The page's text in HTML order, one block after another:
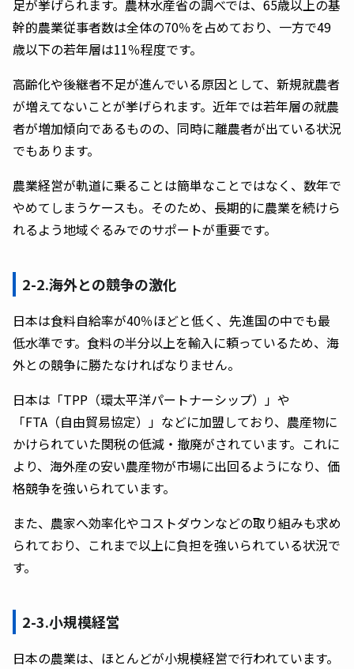
足が挙げられます。農林水産省の調べでは、65歳以上の基
幹的農業従事者数は全体の70％を占めており、一方で49
歳以下の若年層は11％程度です。
高齢化や後継者不足が進んでいる原因として、新規就農者
が増えてないことが挙げられます。近年では若年層の就農
者が増加傾向であるものの、同時に離農者が出ている状況
でもあります。
農業経営が軌道に乗ることは簡単なことではなく、数年で
やめてしまうケースも。そのため、長期的に農業を続けら
れるよう地域ぐるみでのサポートが重要です。
2-2.海外との競争の激化
日本は食料自給率が40％ほどと低く、先進国の中でも最
低水準です。食料の半分以上を輸入に頼っているため、海
外との競争に勝たなければなりません。
日本は「TPP（環太平洋パートナーシップ）」や
「FTA（自由貿易協定）」などに加盟しており、農産物に
かけられていた関税の低減・撤廃がされています。これに
より、海外産の安い農産物が市場に出回るようになり、価
格競争を強いられています。
また、農家へ効率化やコストダウンなどの取り組みも求め
られており、これまで以上に負担を強いられている状況で
す。
2-3.小規模経営
日本の農業は、ほとんどが小規模経営で行われています。